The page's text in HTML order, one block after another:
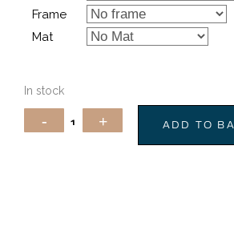
Frame
Mat
In stock
ADD TO